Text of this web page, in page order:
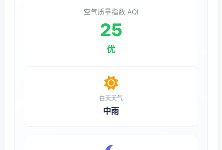
空气质量指数 AQI
25
优
白天天气
中雨